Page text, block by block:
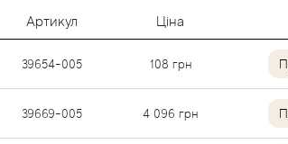
Артикул Ціна
39654-005 108 грн
39669-005 4 096 грн